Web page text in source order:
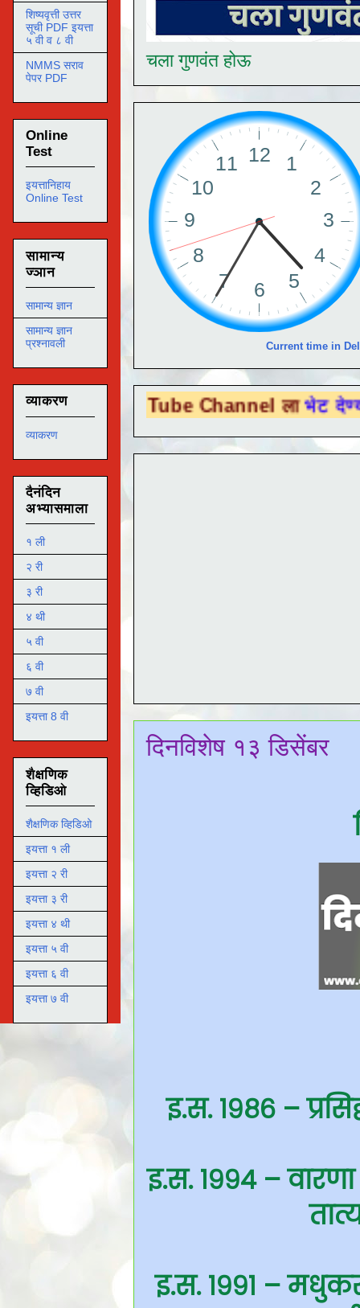
चला गुणवंत होऊ
Current time in
Tube Channel लाभेट देण्यासाठी येथे
दिनविशेष १३ डिसेंबर
इ.स. १९८६ –
इ.स. १९९४ –
इ.स. १९९१ –
शिष्यवृत्ती उत्तर
सूची PDF इयत्ता
५ वी व ८ वी
NMMS सराव
पेपर PDF
Online
Test
इयत्तानिहाय
Online Test
सामान्य
ज्ञान
सामान्य ज्ञान
सामान्य ज्ञान
प्रश्नावली
व्याकरण
व्याकरण
दैनंदिन
अभ्यासमाला
१ ली
२ री
३ री
४ थी
५ वी
६ वी
७ वी
इयत्ता 8 वी
शैक्षणिक
व्हिडिओ
शैक्षणिक व्हिडिओ
इयत्ता १ ली
इयत्ता २ री
इयत्ता ३ री
इयत्ता ४ थी
इयत्ता ५ वी
इयत्ता ६ वी
इयत्ता ७ वी